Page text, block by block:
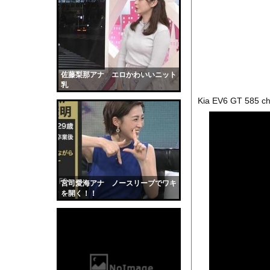
佐藤梨那アナ エロかわいいニット
乳
宮司愛海アナ ノースリーブでワキ
を開く！！
海面水温が平年より
Kia EV6 GT 585